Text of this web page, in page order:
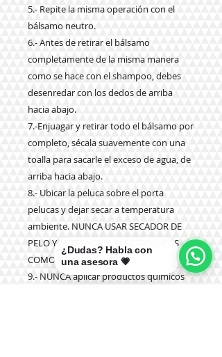
5.- Repite la misma operación con el
bálsamo neutro.
6.- Antes de retirar el bálsamo
completamente de la misma manera
como se hace con el shampoo, debes
desenredar con los dedos de arriba
hacia abajo.
7.-Enjuagar y retirar todo el bálsamo por
completo, sécala suavemente con una
toalla para sacarle el exceso de agua, de
arriba hacia abajo.
8.- Ubicar la peluca sobre el porta
pelucas y dejar secar a temperatura
ambiente. NUNCA USAR SECADOR DE
PELO Y ARTEFACTOS ELECTRÓNICOS
COMO PLANCHA Y OTROS.
9.- NUNCA aplicar productos químicos
¿Dudas? Habla con
una asesora 💗